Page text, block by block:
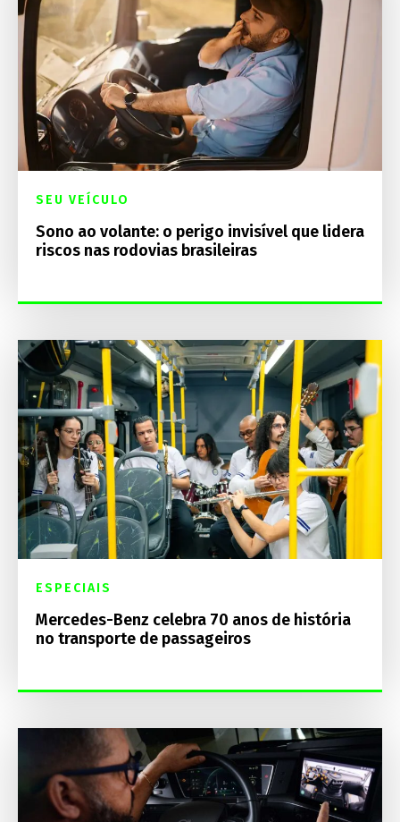
SEU VEÍCULO
Sono ao volante: o perigo invisível que lidera
riscos nas rodovias brasileiras
ESPECIAIS
Mercedes-Benz celebra 70 anos de história
no transporte de passageiros